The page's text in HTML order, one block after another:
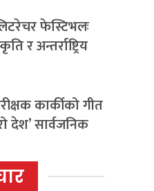
फेस्टिभलः
र अन्तर्राष्ट्रिय
कार्कीको गीत
देश’ सार्वजनिक